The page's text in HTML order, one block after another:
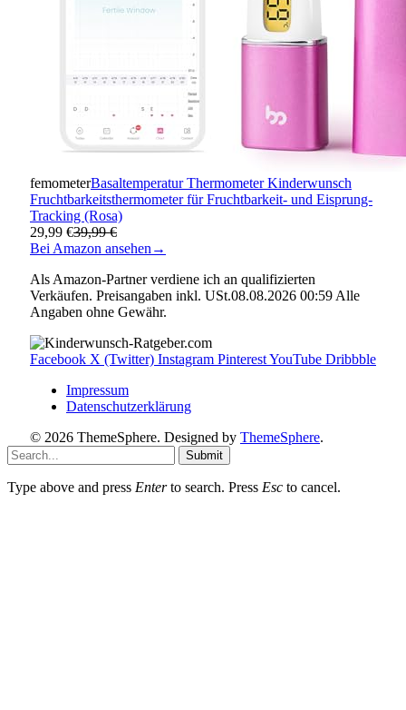
femometerBasaltemperatur Thermometer Kinderwunsch
Fruchtbarkeitsthermometer für Fruchtbarkeit- und Eisprung-
Tracking (Rosa)
29,99 €39,99 €
Bei Amazon ansehen →
Als Amazon-Partner verdiene ich an qualifizierten
Verkäufen. Preisangaben inkl. USt.08.08.2026 00:59 Alle
Angaben ohne Gewähr.
Facebook X (Twitter) Instagram PinterestYouTube Dribbble
Impressum
Datenschutzerklärung
© 2026 ThemeSphere. Designed by ThemeSphere.
Submit
Type above and press Enterto search. Press Esc to cancel.